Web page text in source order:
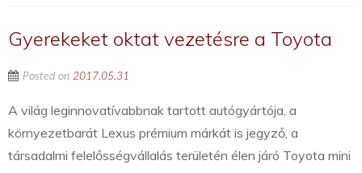
Gyerekeket oktat vezetésre a Toyota
Posted on 2017.05.31
A világ leginnovatívabbnak tartott autógyártója, a
környezetbarát Lexus prémium márkát is jegyző, a
társadalmi felelősségvállalás területén élen járó Toyota mini